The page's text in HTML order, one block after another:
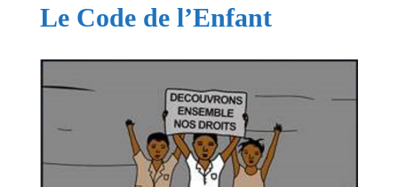
Le Code de l’Enfant